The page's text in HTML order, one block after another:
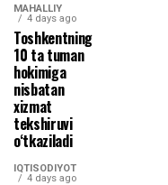
MAHALLIY
4 days ago
Toshkentning
10 ta tuman
hokimiga
nisbatan
xizmat
tekshiruvi
o‘tkaziladi
IQTISODIYOT
4 days ago